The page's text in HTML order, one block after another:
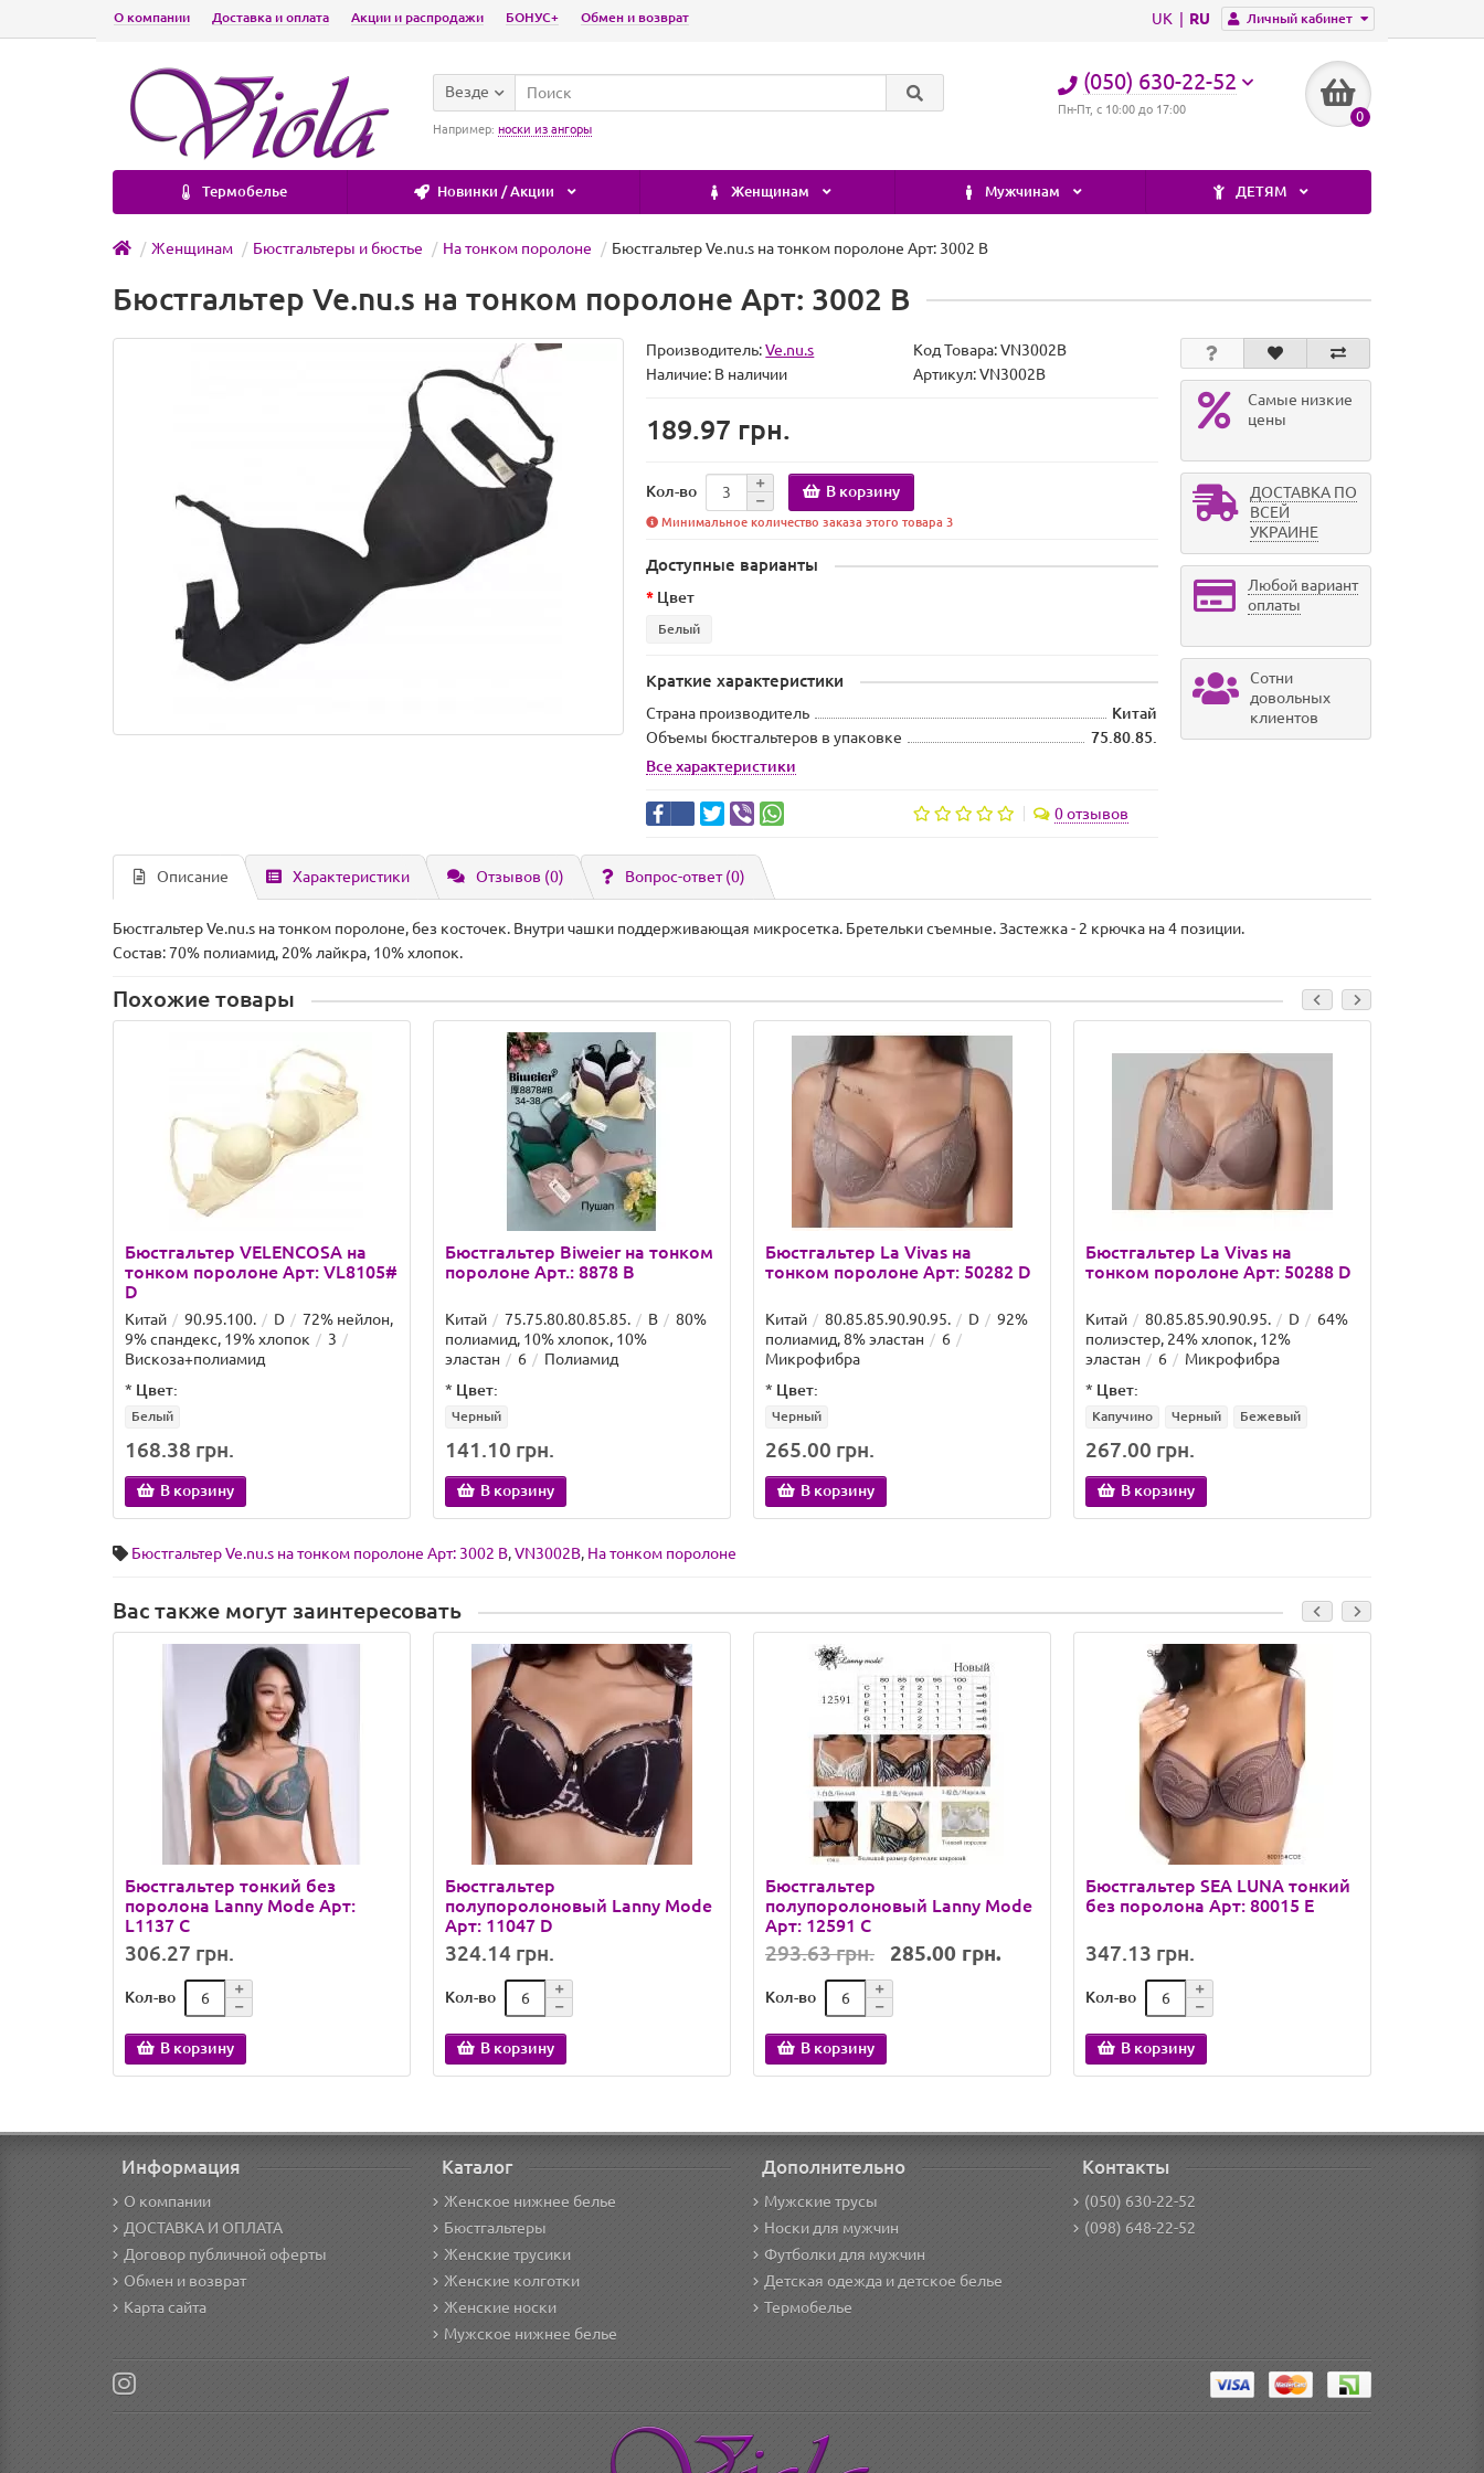
Личный кабинет
UK RU
О компании Доставка и оплата Акции и распродажи БОНУС+ Обмен и возврат
(050) 630-22-52
Пн-Пт, с 10:00 до 17:00 0
Везде
Например: носки из ангоры
Термобелье Новинки / Акции Женщинам Мужчинам ДЕТЯМ
Женщинам Бюстгальтеры и бюстье На тонком поролоне Бюстгальтер Ve.nu.s на тонком поролоне Арт: 3002 B
Бюстгальтер Ve.nu.s на тонком поролоне Арт: 3002 B
Производитель:Ve.nu.s Код Товара:VN3002B
Наличие: В наличии Артикул: VN3002B
189.97 грн.
Кол-во В корзину
Минимальное количество заказа этого товара 3
Доступные варианты
Цвет
Белый
Краткие характеристики
Страна производитель
Китай
Объемы бюстгальтеров в упаковке
75.80.85.
Все характеристики
0 отзывов
Самые низкие
цены
ДОСТАВКА ПО
ВСЕЙ
УКРАИНЕ
Любой вариант
оплаты
Сотни
довольных
клиентов
Описание Характеристики Отзывов (0) Вопрос-ответ(0)
Бюстгальтер Ve.nu.s на тонком поролоне, без косточек. Внутри чашки поддерживающая микросетка. Бретельки съемные. Застежка - 2 крючка на 4 позиции.
Состав: 70% полиамид, 20% лайкра, 10% хлопок.
Похожие товары
Бюстгальтер VELENCOSA на
тонком поролоне Арт: VL8105#
D
Китай 90.95.100. D
72% нейлон,
9% спандекс, 19% хлопок
3
Вискоза+полиамид
* Цвет:
Белый
168.38 грн.
В корзину
Бюстгальтер Biweier на тонком
поролоне Арт.: 8878 B
Китай 75.75.80.80.85.85. B
80%
полиамид, 10% хлопок, 10%
эластан
6
Полиамид
* Цвет:
Черный
141.10 грн.
В корзину
Бюстгальтер La Vivas на
тонком поролоне Арт: 50282 D
Китай 80.85.85.90.90.95. D
92%
полиамид, 8% эластан
6
Микрофибра
* Цвет:
Черный
265.00 грн.
В корзину
Бюстгальтер La Vivas на
тонком поролоне Арт: 50288 D
Китай 80.85.85.90.90.95. D
64%
полиэстер, 24% хлопок, 12%
эластан
6
Микрофибра
* Цвет:
Капучино Черный Бежевый
267.00 грн.
В корзину
Бюстгальтер Ve.nu.s на тонком поролоне Арт: 3002 B,VN3002B, На тонком поролоне
Вас также могут заинтересовать
Бюстгальтер тонкий без
поролона Lanny Mode Арт:
L1137 C
306.27 грн.
Кол-во
В корзину
Бюстгальтер
полупоролоновый Lanny Mode
Арт: 11047 D
324.14 грн.
Кол-во
В корзину
Бюстгальтер
полупоролоновый Lanny Mode
Арт: 12591 C
293.63 грн. 285.00 грн.
Кол-во
В корзину
Бюстгальтер SEA LUNA тонкий
без поролона Арт: 80015 E
347.13 грн.
Кол-во
В корзину
Информация
О компании
ДОСТАВКА И ОПЛАТА
Договор публичной оферты
Обмен и возврат
Карта сайта
Каталог
Женское нижнее белье
Бюстгальтеры
Женские трусики
Женские колготки
Женские носки
Мужское нижнее белье
Дополнительно
Мужские трусы
Носки для мужчин
Футболки для мужчин
Детская одежда и детское белье
Термобелье
Контакты
(050) 630-22-52
(098) 648-22-52